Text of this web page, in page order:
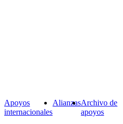
Apoyos
internacionales
AlianzasArchivo de
apoyos